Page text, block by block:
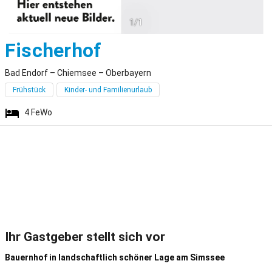
1/1
Fischerhof
Bad Endorf – Chiemsee – Oberbayern
Frühstück Kinder- und Familienurlaub
4 FeWo
Ihr Gastgeber stellt sich vor
Bauernhof in landschaftlich schöner Lage am Simssee